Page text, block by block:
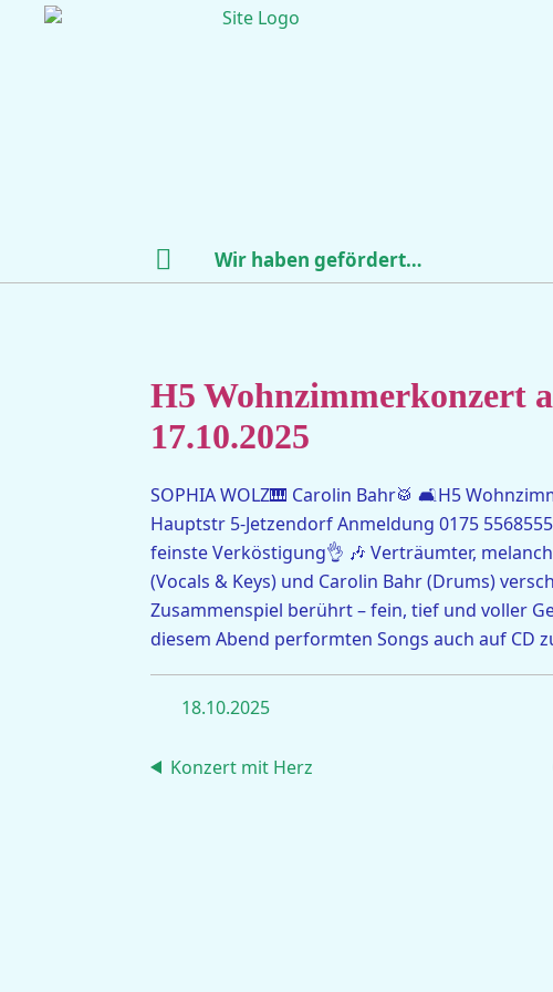
Wir haben gefördert…
H5 Wohnzimmerkonzert
17.10.2025
SOPHIA WOLZ🎹 Carolin Bahr🥁 🛋️H5
Hauptstr 5-Jetzendorf Anmeldung 0175
feinste Verköstigung👌 🎶 Verträumter,
(Vocals & Keys) und Carolin Bahr (Drums)
Zusammenspiel berührt – fein, tief und voller
diesem Abend performten Songs auch auf CD
18.10.2025
Konzert mit Herz